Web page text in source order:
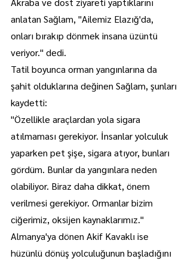
anlatan Sağlam, "Ailemiz Elazığ'da,
onları bırakıp dönmek insana üzüntü
veriyor." dedi.
Tatil boyunca orman yangınlarına da
şahit olduklarına değinen Sağlam, şunları
kaydetti:
"Özellikle araçlardan yola sigara
atılmaması gerekiyor. İnsanlar yolculuk
yaparken pet şişe, sigara atıyor, bunları
gördüm. Bunlar da yangınlara neden
olabiliyor. Biraz daha dikkat, önem
verilmesi gerekiyor. Ormanlar bizim
ciğerimiz, oksijen kaynaklarımız."
Almanya'ya dönen Akif Kavaklı ise
hüzünlü dönüş yolculuğunun başladığını